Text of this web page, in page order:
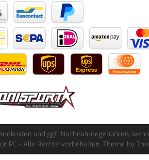
und ggf. Nachnahmegebühren,
RC - Alle Rechte vorbehalten. Theme by